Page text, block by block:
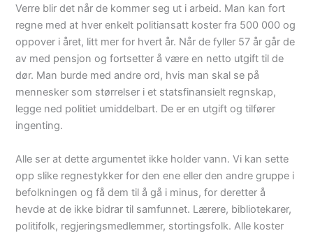
Verre blir det når de kommer seg ut i arbeid. Man kan fort
regne med at hver enkelt politiansatt koster fra 500 000 og
oppover i året, litt mer for hvert år. Når de fyller 57 år går de
av med pensjon og fortsetter å være en netto utgift til de
dør. Man burde med andre ord, hvis man skal se på
mennesker som størrelser i et statsfinansielt regnskap,
legge ned politiet umiddelbart. De er en utgift og tilfører
ingenting.
Alle ser at dette argumentet ikke holder vann. Vi kan sette
opp slike regnestykker for den ene eller den andre gruppe i
befolkningen og få dem til å gå i minus, for deretter å
hevde at de ikke bidrar til samfunnet. Lærere, bibliotekarer,
politifolk, regjeringsmedlemmer, stortingsfolk. Alle koster